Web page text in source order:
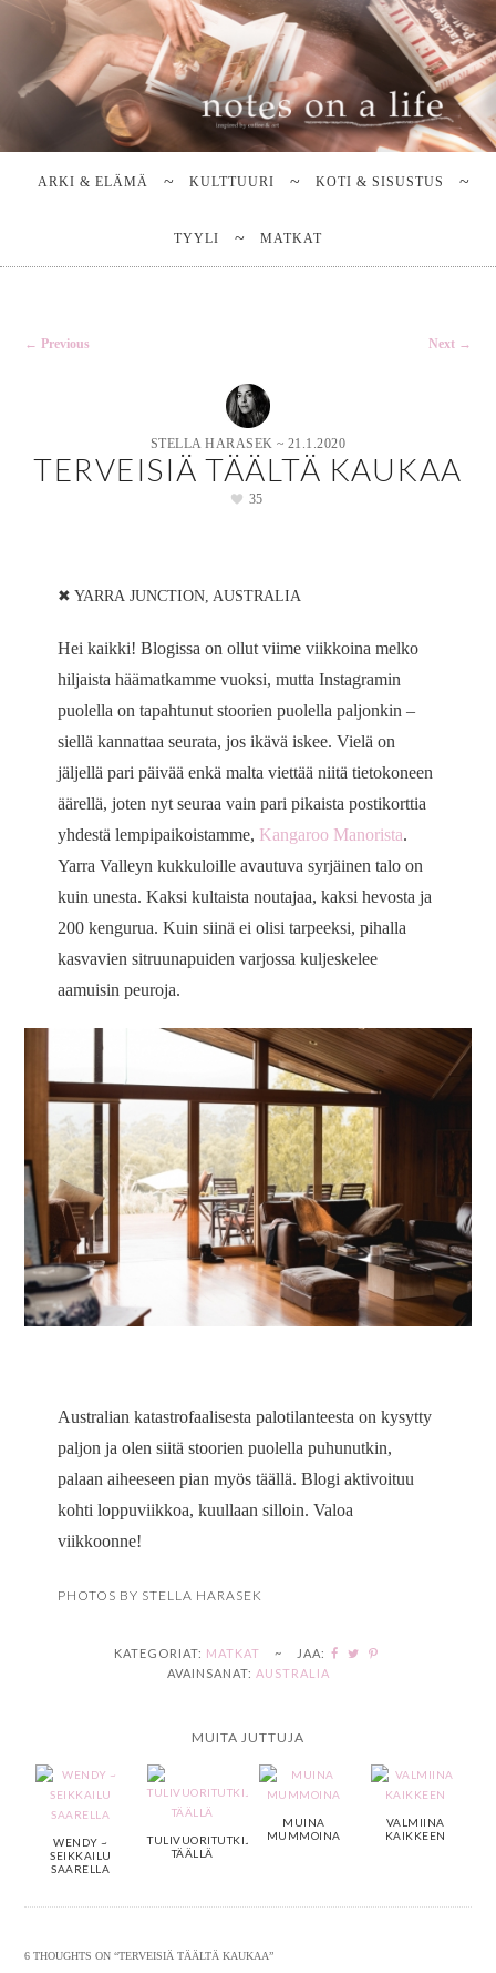
Notes on a life
Stella Harasek & Jarno Jussila
ARKI & ELÄMÄ KULTTUURI KOTI & SISUSTUS
TYYLI MATKAT
Post
← Previous Next →
STELLA HARASEK ~ 21.1.2020
TERVEISIÄ TÄÄLTÄ KAUKAA
35
✖ YARRA JUNCTION, AUSTRALIA
Hei kaikki! Blogissa on ollut viime viikkoina melko
hiljaista häämatkamme vuoksi, mutta Instagramin
puolella on tapahtunut stoorien puolella paljonkin –
siellä kannattaa seurata, jos ikävä iskee. Vielä on
jäljellä pari päivää enkä malta viettää niitä tietokoneen
äärellä, joten nyt seuraa vain pari pikaista postikorttia
yhdestä lempipaikoistamme, Kangaroo Manorista.
Yarra Valleyn kukkuloille avautuva syrjäinen talo on
kuin unesta. Kaksi kultaista noutajaa, kaksi hevosta ja
200 kengurua. Kuin siinä ei olisi tarpeeksi, pihalla
kasvavien sitruunapuiden varjossa kuljeskelee
aamuisin peuroja.
Australian katastrofaalisesta palotilanteesta on kysytty
paljon ja olen siitä stoorien puolella puhunutkin,
palaan aiheeseen pian myös täällä. Blogi aktivoituu
kohti loppuviikkoa, kuullaan silloin. Valoa
viikkoonne!
PHOTOS BY STELLA HARASEK
KATEGORIAT: MATKAT ~
JAA:
AVAINSANAT: AUSTRALIA
MUITA JUTTUJA
WENDY ~
SEIKKAILU
SAARELLA
TULIVUORITUTKIJANA
TÄÄLLÄ
MUINA
MUMMOINA
VALMIINA
KAIKKEEN
6 THOUGHTS ON “TERVEISIÄ TÄÄLTÄ KAUKAA”